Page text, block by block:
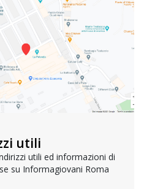
utili
utili ed informazioni di
su Informagiovani Roma